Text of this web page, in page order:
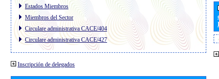
Estados Miembros
Miembros del Sector
Circulare administrativa CACE/404
Circulare administrativa CACE/427
Inscripción de delegados